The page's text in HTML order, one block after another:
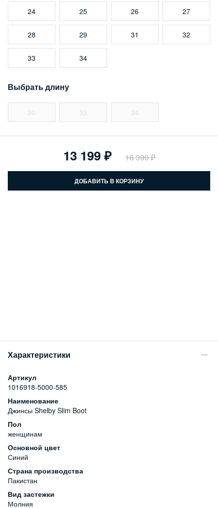
24 25 26 27
28 29 31 32
33 34
Выбрать длину
30 32 34
ДОБАВИТЬ В КОРЗИНУ
13 199 16 399
Характеристики
Артикул
1016918-5000-585
Наименование
Джинсы Shelby Slim Boot
Пол
женщинам
Основной цвет
Синий
Страна производства
Пакистан
Вид застежки
Молния